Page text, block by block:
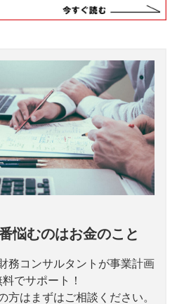
悩むのはお金のこと
務コンサルタントが事業計画
でサポート！
方はまずはご相談ください。